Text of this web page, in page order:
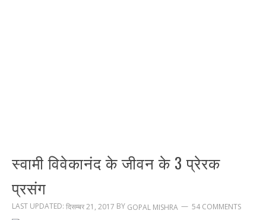
स्वामी विवेकानंद के जीवन के 3 प्रेरक
प्रसंग
LAST UPDATED: दिसम्बर 21, 2017 BY GOPAL MISHRA 54 COMMENTS